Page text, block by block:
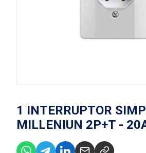
1 INTERRUPTOR
MILLENIUN 2P+T -